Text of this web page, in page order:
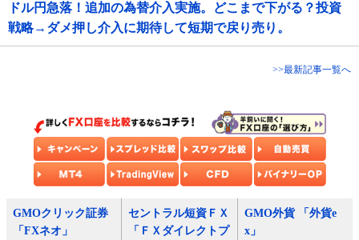
ドル円急落！追加の為替介入実施。どこまで下がる？投資
戦略→ダメ押し介入に期待して短期で戻り売り。
>>最新記事一覧へ
GMOクリック証券
「FXネオ」
セントラル短資ＦＸ
「ＦＸダイレクトプ
GMO外貨 「外貨e
x」